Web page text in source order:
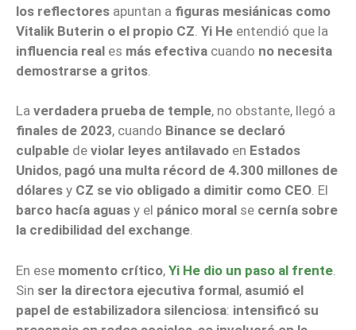
los reflectores apuntan a figuras mesiánicas como
Vitalik Buterin o el propio CZ Yi He entendió que la
influencia real es más efectiva cuando no necesita
demostrarse a gritos
La verdadera prueba de temple, no obstante, llegó a
finales de 2023, cuando Binance se declaró
culpable de violar leyes antilavado en Estados
Unidos, pagó una multa récord de 4.300 millones de
dólares y CZ se vio obligado a dimitir como CEO. El
barco hacía aguas y el pánico moral se cernía sobre
la credibilidad del exchange.
En ese momento crítico, Yi He dio un paso al frente
Sin ser la directora ejecutiva formal, asumió el
papel de estabilizadora silenciosa: intensificó su